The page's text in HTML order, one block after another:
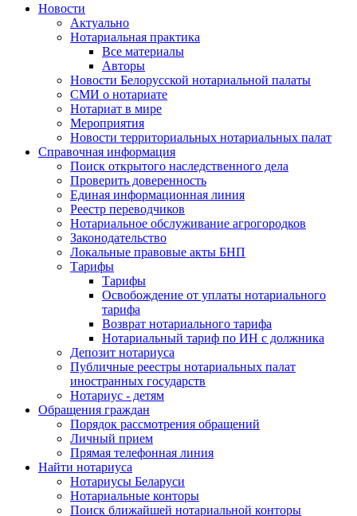
Новости
Актуально
Нотариальная практика
Все материалы
Авторы
Новости Белорусской нотариальной палаты
СМИ о нотариате
Нотариат в мире
Мероприятия
Новости территориальных нотариальных палат
Справочная информация
Поиск открытого наследственного дела
Проверить доверенность
Единая информационная линия
Реестр переводчиков
Нотариальное обслуживание агрогородков
Законодательство
Локальные правовые акты БНП
Тарифы
Тарифы
Освобождение от уплаты нотариального
тарифа
Возврат нотариального тарифа
Нотариальный тариф по ИН с должника
Депозит нотариуса
Публичные реестры нотариальных палат
иностранных государств
Нотариус - детям
Обращения граждан
Порядок рассмотрения обращений
Личный прием
Прямая телефонная линия
Найти нотариуса
Нотариусы Беларуси
Нотариальные конторы
Поиск ближайшей нотариальной конторы